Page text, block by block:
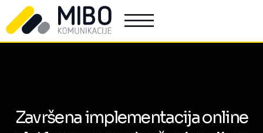
Završena implementacija online